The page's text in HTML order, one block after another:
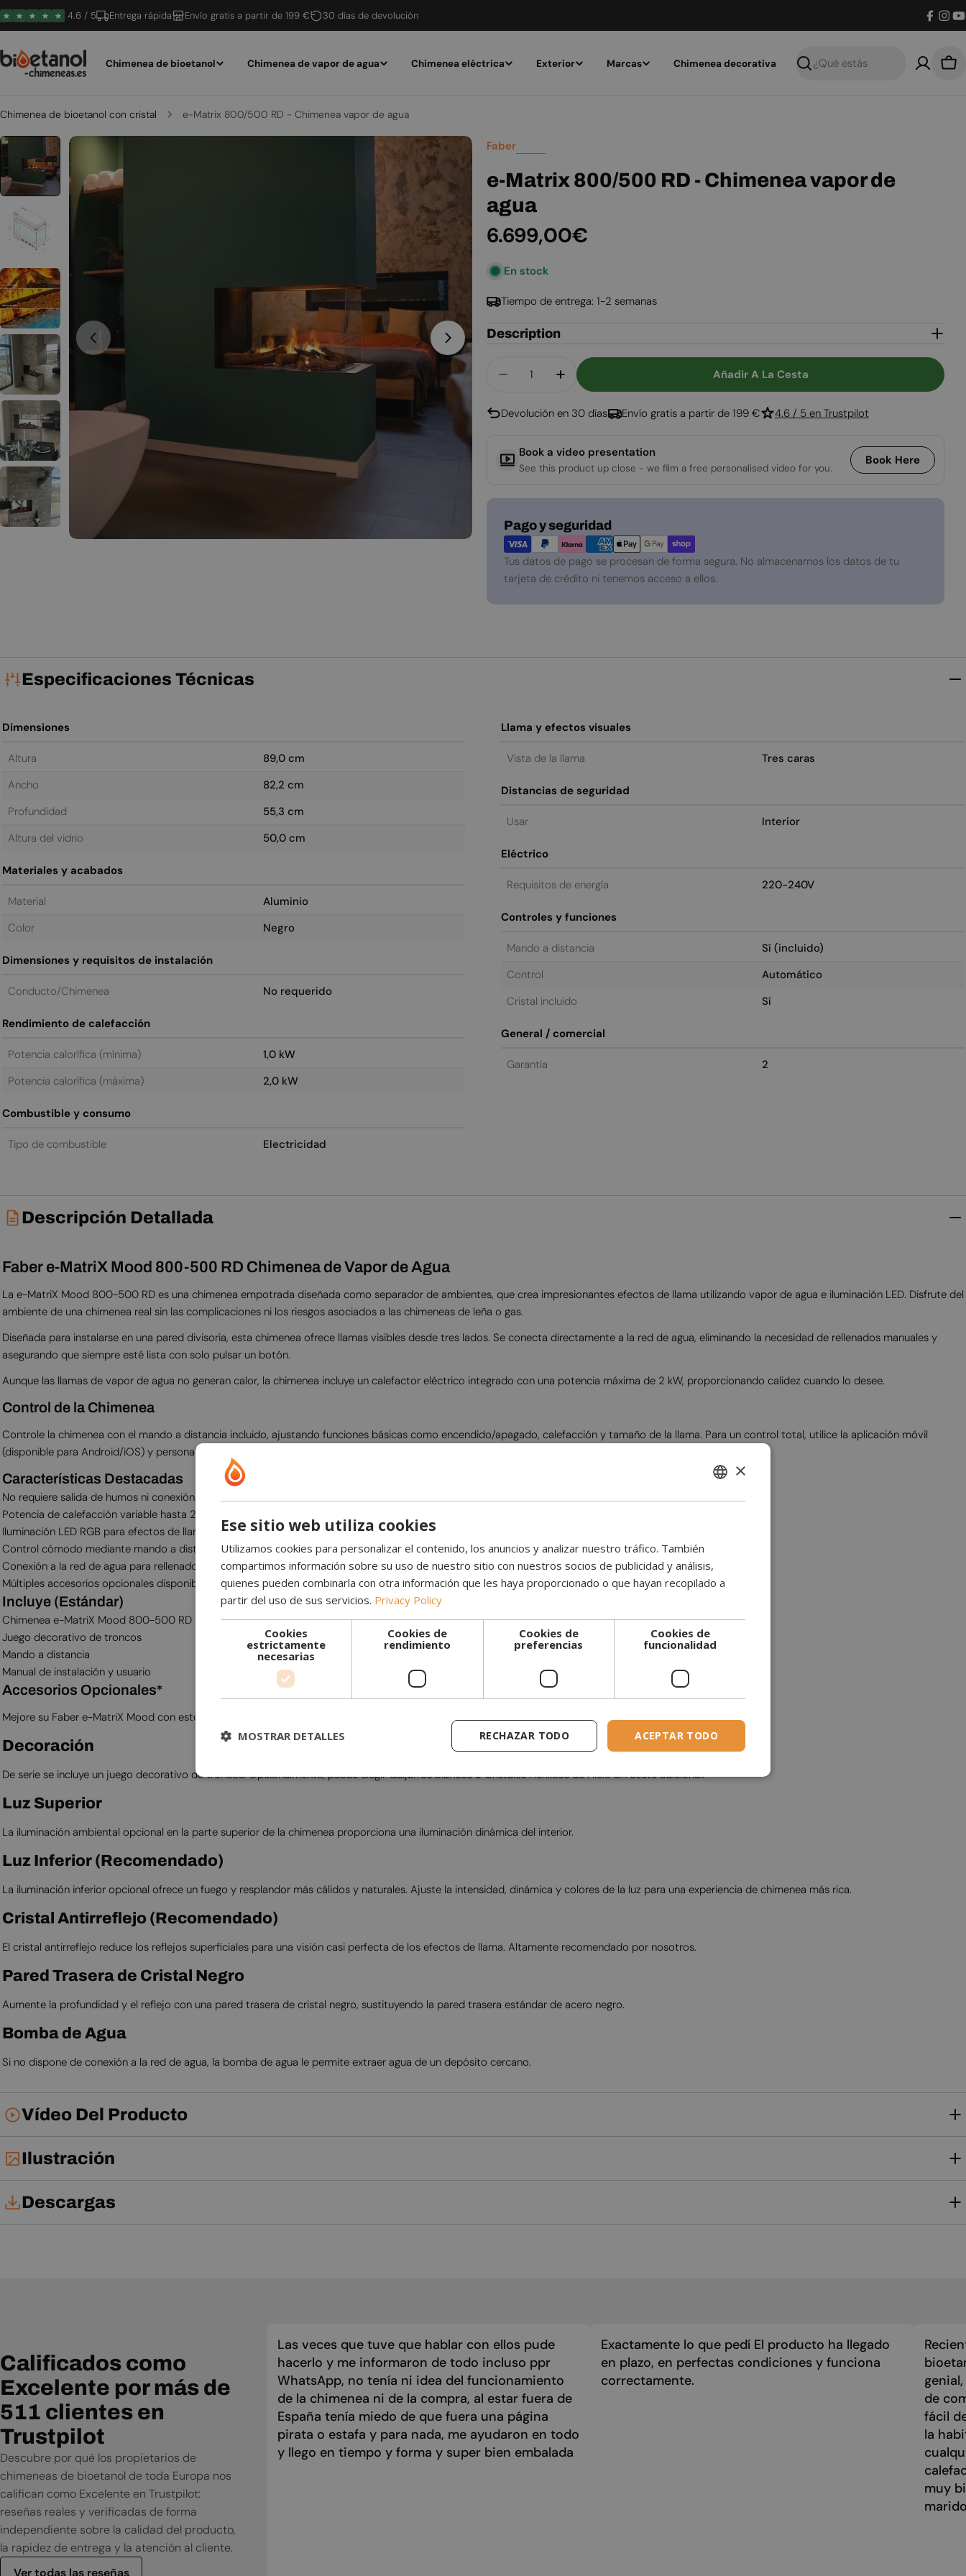
Saltar
al
4.6 / 5 Entrega rápida Envío gratis a partir de 199 € 30 días de devolución
Chimenea de bioetanol Chimenea de vapor de agua Chimenea eléctrica Exterior Marcas Chimenea decorativa
Buscar
Chimenea de bioetanol con cristal e-Matrix 800/500 RD - Chimenea vapor de agua
Abrir medios 0 en modal Abrir medios 1 en modal Abrir medios 2
Faber
e-Matrix 800/500 RD - Chimenea vapor de
agua
Precio
habitual
6.699,00€
En stock
Tiempo de entrega: 1-2 semanas
Description
Disminuir Cantidad Para E-Matrix 800/500 RD - Chimenea Vapor De
Aumentar Cantidad Para E-Matrix 800/500 RD - Chimenea
Añadir A La Cesta
Devolución en 30 días Envío gratis a partir de 199 € 4.6 / 5 en Trustpilot
Book a video presentation
See this product up close - we film a free personalised video for you.
Book Here
Pago y seguridad
Métodos
de
pago
Tus datos de pago se procesan de forma segura. No almacenamos los datos de tu
tarjeta de crédito ni tenemos acceso a ellos.
Especificaciones Técnicas
Dimensiones
Altura
89,0 cm
Ancho
82,2 cm
Profundidad
55,3 cm
Altura del vidrio
50,0 cm
Materiales y acabados
Material
Aluminio
Color
Negro
Dimensiones y requisitos de instalación
Conducto/Chimenea No requerido
Rendimiento de calefacción
Potencia calorífica (mínima)
1,0 kW
Potencia calorífica (máxima)
2,0 kW
Combustible y consumo
Tipo de combustible Electricidad
Llama y efectos visuales
Vista de la llama Tres caras
Distancias de seguridad
Usar Interior
Eléctrico
Requisitos de energía 220-240V
Controles y funciones
Mando a distancia
Sí (incluido)
Control
Automático
Cristal incluido
Sí
General / comercial
Garantía 2
Descripción Detallada
Faber e-MatriX Mood 800-500 RD Chimenea de Vapor de Agua
La e-MatriX Mood 800-500 RD es una chimenea empotrada diseñada como separador de ambientes, que crea impresionantes efectos de llama utilizando vapor de agua e iluminación LED. Disfrute del
ambiente de una chimenea real sin las complicaciones ni los riesgos asociados a las chimeneas de leña o gas.
Diseñada para instalarse en una pared divisoria, esta chimenea ofrece llamas visibles desde tres lados. Se conecta directamente a la red de agua, eliminando la necesidad de rellenados manuales y
asegurando que siempre esté lista con solo pulsar un botón.
Aunque las llamas de vapor de agua no generan calor, la chimenea incluye un calefactor eléctrico integrado con una potencia máxima de 2 kW, proporcionando calidez cuando lo desee.
Control de la Chimenea
Controle la chimenea con el mando a distancia incluido, ajustando funciones básicas como encendido/apagado, calefacción y tamaño de la llama. Para un control total, utilice la aplicación móvil
(disponible para Android/iOS) y personalice los efectos de llama, color, iluminación ambiental, efectos de sonido y mucho más.
Características Destacadas
No requiere salida de humos ni conexión a chimenea
Potencia de calefacción variable hasta 2 kW
Iluminación LED RGB para efectos de llama personalizables
Control cómodo mediante mando a distancia y aplicación
Conexión a la red de agua para rellenado automático
Múltiples accesorios opcionales disponibles*
Incluye (Estándar)
Chimenea e-MatriX Mood 800-500 RD
Juego decorativo de troncos
Mando a distancia
Manual de instalación y usuario
Accesorios Opcionales*
Mejore su Faber e-MatriX Mood con estos accesorios opcionales:
Decoración
De serie se incluye un juego decorativo de troncos. Opcionalmente, puede elegir Guijarros Blancos o Cristales Acrílicos de Hielo sin coste adicional.
Luz Superior
La iluminación ambiental opcional en la parte superior de la chimenea proporciona una iluminación dinámica del interior.
Luz Inferior (Recomendado)
La iluminación inferior opcional ofrece un fuego y resplandor más cálidos y naturales. Ajuste la intensidad, dinámica y colores de la luz para una experiencia de chimenea más rica.
Cristal Antirreflejo (Recomendado)
El cristal antirreflejo reduce los reflejos superficiales para una visión casi perfecta de los efectos de llama. Altamente recomendado por nosotros.
Pared Trasera de Cristal Negro
Aumente la profundidad y el reflejo con una pared trasera de cristal negro, sustituyendo la pared trasera estándar de acero negro.
Bomba de Agua
Si no dispone de conexión a la red de agua, la bomba de agua le permite extraer agua de un depósito cercano.
Vídeo Del Producto
Ilustración
Descargas
Calificados como
Excelente por más de
511 clientes en
Trustpilot
Descubre por qué los propietarios de
chimeneas de bioetanol de toda Europa nos
califican como Excelente en Trustpilot:
reseñas reales y verificadas de forma
independiente sobre la calidad del producto,
la rapidez de entrega y la atención al cliente.
Ver todas las reseñas
Las veces que tuve que hablar con ellos pude
hacerlo y me informaron de todo incluso ppr
WhatsApp, no tenía ni idea del funcionamiento
de la chimenea ni de la compra, al estar fuera de
España tenía miedo de que fuera una página
pirata o estafa y para nada, me ayudaron en todo
y llego en tiempo y forma y super bien embalada
Exactamente lo que pedí El producto ha llegado
en plazo, en perfectas condiciones y funciona
correctamente.
de
fácil
la
muy
CZECH
DUTCH
GERMAN
HUNGARIAN
×
Ese sitio web utiliza cookies
Utilizamos cookies para personalizar el contenido, los anuncios y analizar nuestro tráfico. También
compartimos información sobre su uso de nuestro sitio con nuestros socios de publicidad y análisis,
quienes pueden combinarla con otra información que les haya proporcionado o que hayan recopilado a
partir del uso de sus servicios. Privacy Policy
Cookies
estrictamente
necesarias
Cookies de
rendimiento
Cookies de
preferencias
Cookies de
funcionalidad
ACEPTAR TODO
RECHAZAR TODO
MOSTRAR DETALLES